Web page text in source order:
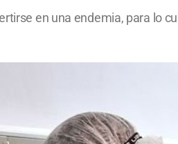
en una endemia, para lo